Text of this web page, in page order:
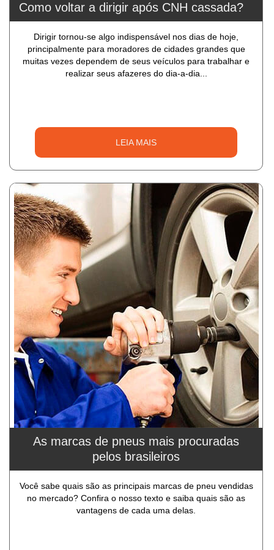
Como voltar a dirigir após CNH cassada?
Dirigir tornou-se algo indispensável nos dias de hoje,
principalmente para moradores de cidades grandes que
muitas vezes dependem de seus veículos para trabalhar e
realizar seus afazeres do dia-a-dia...
LEIA MAIS
As marcas de pneus mais procuradas
pelos brasileiros
Você sabe quais são as principais marcas de pneu vendidas
no mercado? Confira o nosso texto e saiba quais são as
vantagens de cada uma delas.